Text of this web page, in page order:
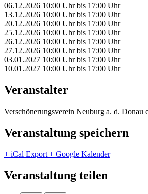
06.12.2026 10:00 Uhrbis 17:00 Uhr
13.12.2026 10:00 Uhrbis 17:00 Uhr
20.12.2026 10:00 Uhrbis 17:00 Uhr
25.12.2026 10:00 Uhrbis 17:00 Uhr
26.12.2026 10:00 Uhrbis 17:00 Uhr
27.12.2026 10:00 Uhrbis 17:00 Uhr
03.01.2027 10:00 Uhrbis 17:00 Uhr
10.01.2027 10:00 Uhrbis 17:00 Uhr
Veranstalter
Verschönerungsverein Neuburg a. d. Donau
Veranstaltung speichern
+ iCal Export + Google Kalender
Veranstaltung teilen